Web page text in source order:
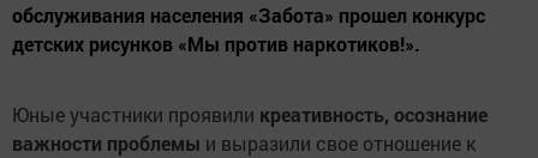
обслуживания населения «Забота» прошел конкурс
детских рисунков «Мы против наркотиков!».
Юные участники проявили креативность, осознание
важности проблемы и выразили свое отношение к